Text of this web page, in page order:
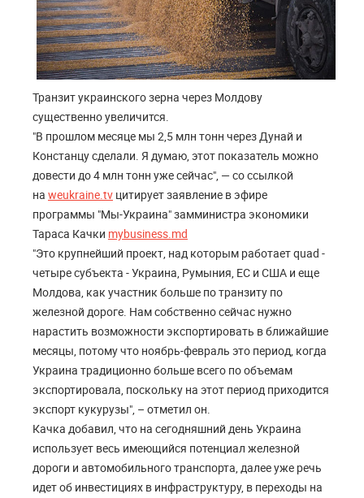
Транзит украинского зерна через Молдову
существенно увеличится.
"В прошлом месяце мы 2,5 млн тонн через Дунай и
Констанцу сделали. Я думаю, этот показатель можно
довести до 4 млн тонн уже сейчас", — со ссылкой
на weukraine.tv цитирует заявление в эфире
программы "Мы-Украина" замминистра экономики
Тараса Качки mybusiness.md
"Это крупнейший проект, над которым работает quad -
четыре субъекта - Украина, Румыния, ЕС и США и еще
Молдова, как участник больше по транзиту по
железной дороге. Нам собственно сейчас нужно
нарастить возможности экспортировать в ближайшие
месяцы, потому что ноябрь-февраль это период, когда
Украина традиционно больше всего по объемам
экспортировала, поскольку на этот период приходится
экспорт кукурузы", – отметил он.
Качка добавил, что на сегодняшний день Украина
использует весь имеющийся потенциал железной
дороги и автомобильного транспорта, далее уже речь
идет об инвестициях в инфраструктуру, в переходы на